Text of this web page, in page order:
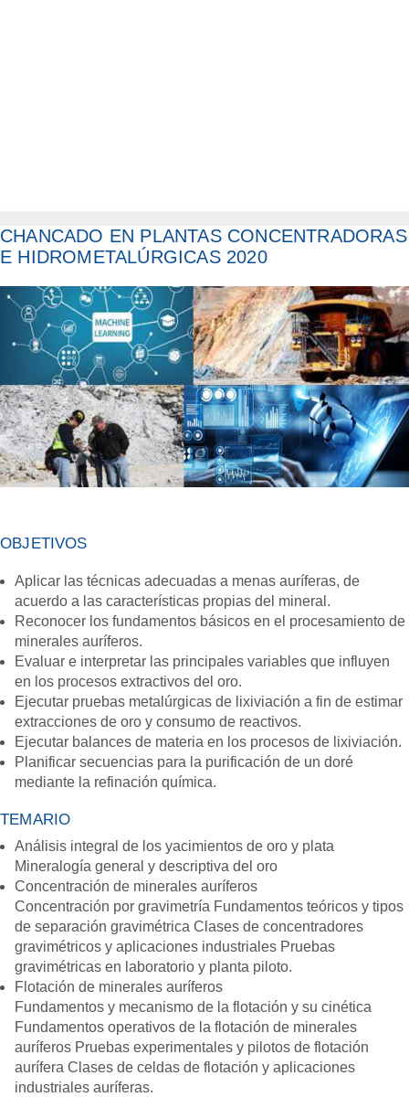
CHANCADO EN PLANTAS CONCENTRADORAS
E HIDROMETALÚRGICAS 2020
OBJETIVOS
Aplicar las técnicas adecuadas a menas auríferas, de
acuerdo a las características propias del mineral.
Reconocer los fundamentos básicos en el procesamiento de
minerales auríferos.
Evaluar e interpretar las principales variables que influyen
en los procesos extractivos del oro.
Ejecutar pruebas metalúrgicas de lixiviación a fin de estimar
extracciones de oro y consumo de reactivos.
Ejecutar balances de materia en los procesos de lixiviación.
Planificar secuencias para la purificación de un doré
mediante la refinación química.
TEMARIO
Análisis integral de los yacimientos de oro y plata
Mineralogía general y descriptiva del oro
Concentración de minerales auríferos
Concentración por gravimetría Fundamentos teóricos y tipos
de separación gravimétrica Clases de concentradores
gravimétricos y aplicaciones industriales Pruebas
gravimétricas en laboratorio y planta piloto.
Flotación de minerales auríferos
Fundamentos y mecanismo de la flotación y su cinética
Fundamentos operativos de la flotación de minerales
auríferos Pruebas experimentales y pilotos de flotación
aurífera Clases de celdas de flotación y aplicaciones
industriales auríferas.